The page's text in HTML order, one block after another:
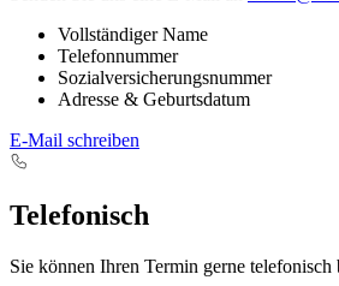
Vollständiger Name
Telefonnummer
Sozialversicherungsnummer
Adresse & Geburtsdatum
E-Mail schreiben
Telefonisch
Sie können Ihren Termin gerne telefonisch